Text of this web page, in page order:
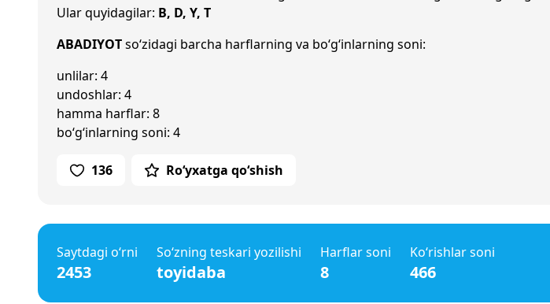
Ular quyidagilar: B, D, Y, T
ABADIYOTso‘zidagi barcha harflarning va bo‘g‘inlarning soni:
unlilar: 4
undoshlar: 4
hamma harflar: 8
bo‘g‘inlarning soni: 4
136 Ro‘yxatga qo‘shish
Saytdagi o‘rni
2453
So‘zning teskari yozilishi
toyidaba
Harflar soni
8
Ko‘rishlar soni
466